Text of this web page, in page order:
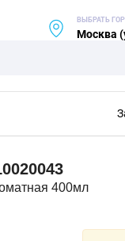
ВЫБРАТЬ
Москва
400мл